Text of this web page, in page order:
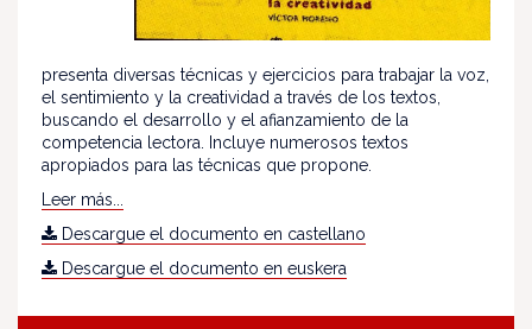
presenta diversas técnicas y ejercicios para trabajar la voz,
el sentimiento y la creatividad a través de los textos,
buscando el desarrollo y el afianzamiento de la
competencia lectora. Incluye numerosos textos
apropiados para las técnicas que propone.
Leer más...
Descargue el documento en castellano
Descargue el documento en euskera